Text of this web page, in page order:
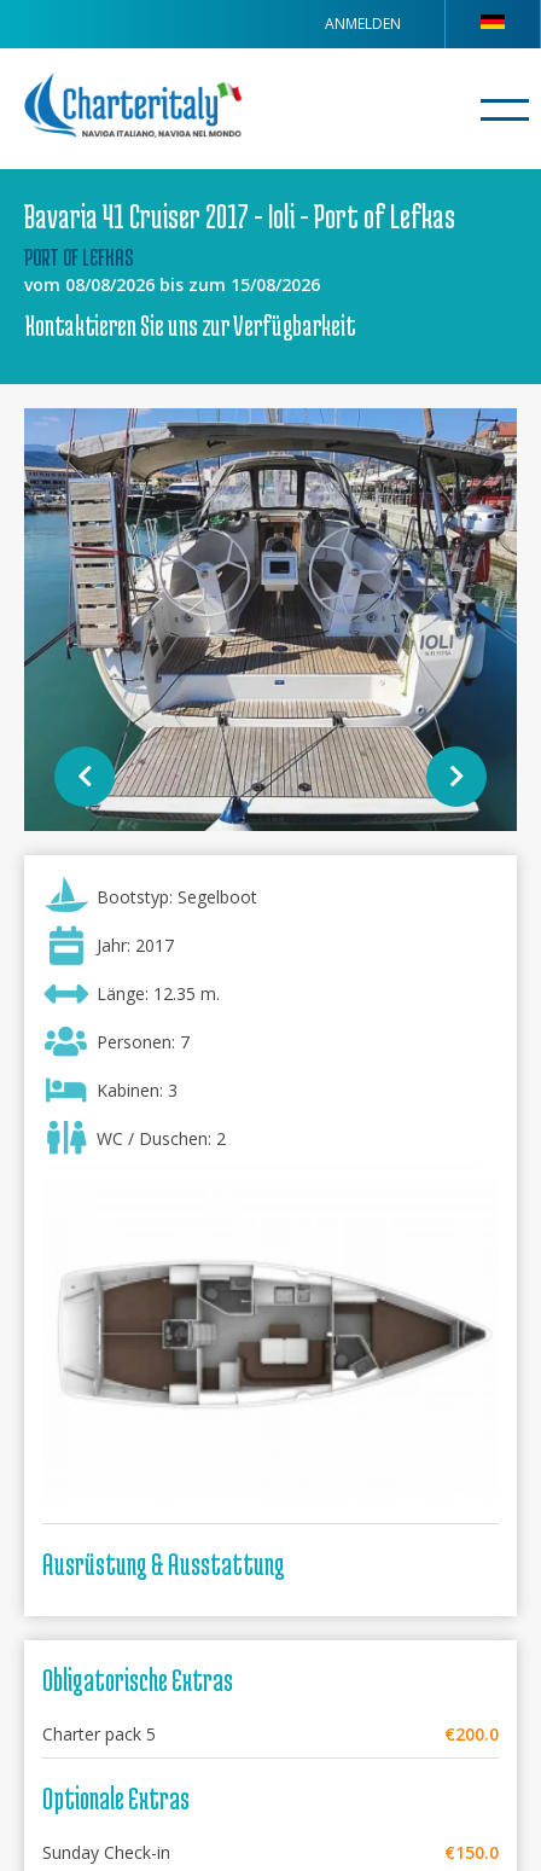
ANMELDEN
Bavaria 41 Cruiser 2017 - Ioli - Port of Lefkas
PORT OF LEFKAS
vom 08/08/2026 bis zum 15/08/2026
Kontaktieren Sie uns zur Verfügbarkeit
Bootstyp: Segelboot
Jahr: 2017
Länge: 12.35 m.
Personen: 7
Kabinen: 3
WC / Duschen: 2
Ausrüstung & Ausstattung
Obligatorische Extras
Charter pack 5 €200.0
Optionale Extras
Sunday Check-in
€150.0